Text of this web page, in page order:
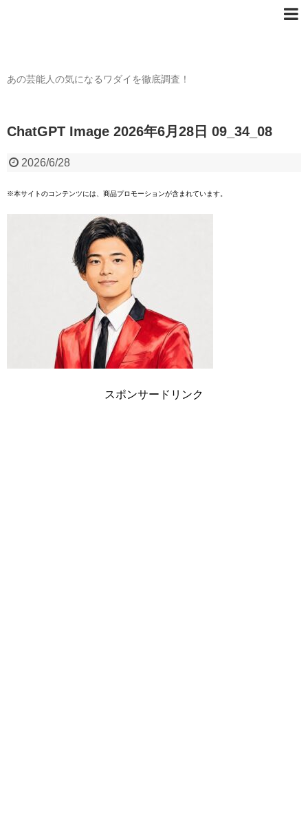
あの芸能人の気になるワダイを徹底調査！
ChatGPT Image 2026年6月28日 09_34_08
2026/6/28
※本サイトのコンテンツには、商品プロモーションが含まれています。
スポンサードリンク